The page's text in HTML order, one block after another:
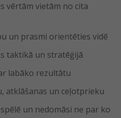
vērtām vietām no cita
un prasmi orientēties vidē
taktikā un stratēģijā
labāko rezultātu
atklāšanas un ceļotprieku
un nedomāsi ne par ko